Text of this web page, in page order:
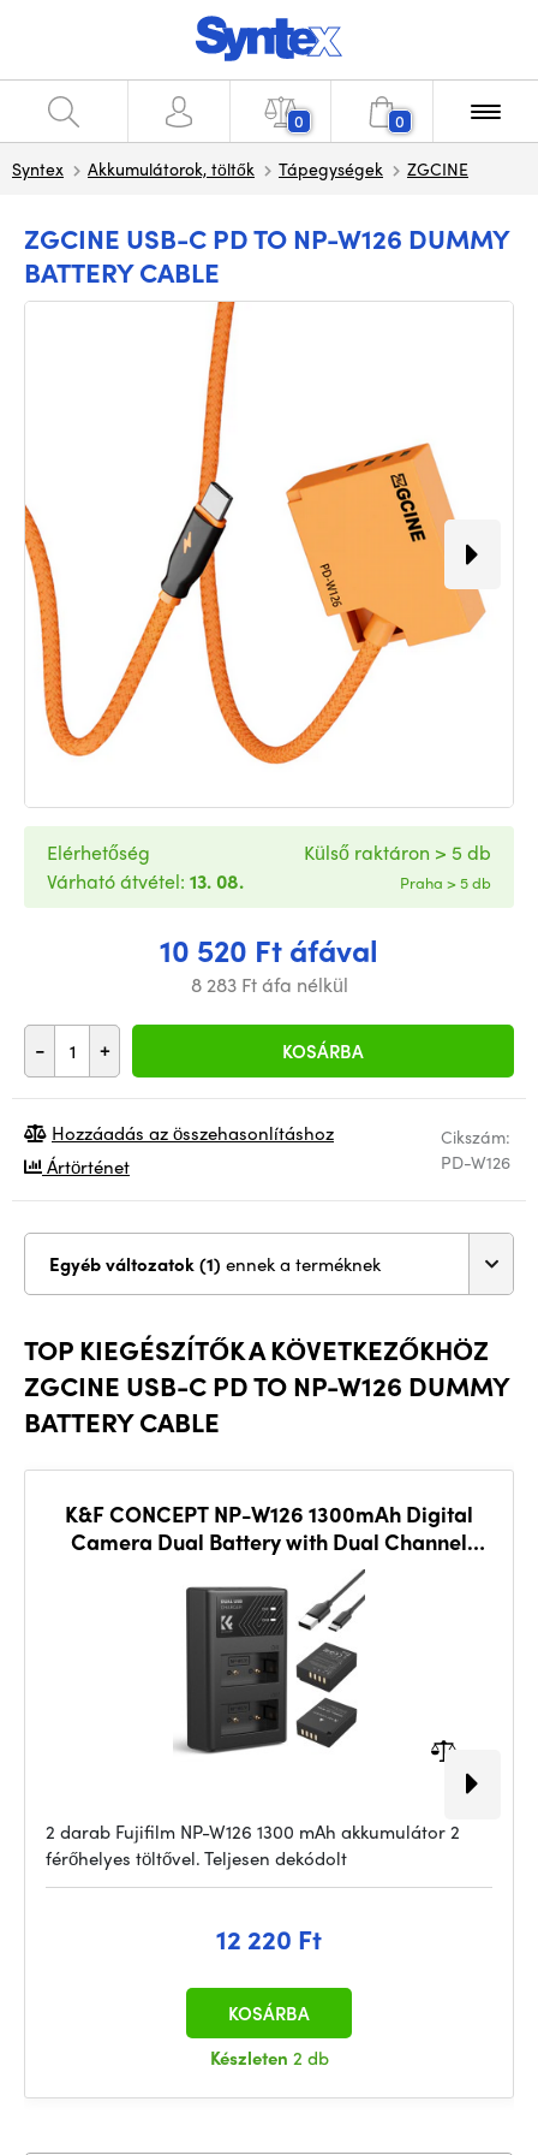
0 0
Syntex Akkumulátorok, töltők Tápegységek ZGCINE
ZGCINE USB-C PD TO NP-W126 DUMMY
BATTERY CABLE
10 520 Ft áfával
8 283 Ft áfa nélkül
- + KOSÁRBA
Elérhetőség
Várható átvétel: 13. 08.
Külső raktáron > 5 db
Praha > 5 db
Cikszám:
PD-W126
Hozzáadás az összehasonlításhoz
Ártörténet
Egyéb változatok (1) ennek a terméknek
TOP KIEGÉSZÍTŐK A KÖVETKEZŐKHÖZ
ZGCINE USB-C PD TO NP-W126 DUMMY
BATTERY CABLE
K&F CONCEPT NP-W126 1300mAh Digital
Camera Dual Battery with Dual Channel
Charger, for Fujifilm Camera
2 darab Fujifilm NP-W126 1300 mAh akkumulátor 2
férőhelyes töltővel. Teljesen dekódolt
12 220 Ft
Készleten 2 db
KOSÁRBA